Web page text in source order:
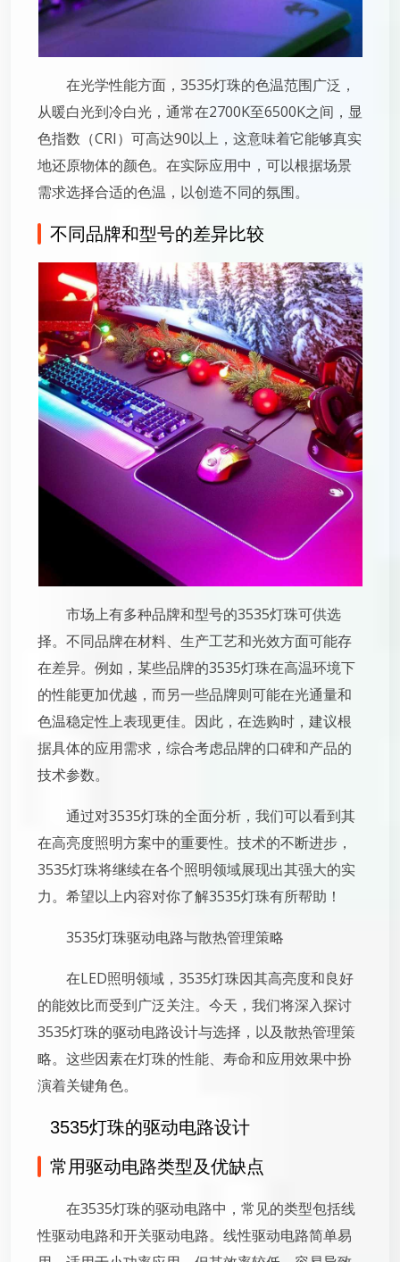
在光学性能方面，3535灯珠的色温范围广泛，
从暖白光到冷白光，通常在2700K至6500K之间，显
色指数（CRI）可高达90以上，这意味着它能够真实
地还原物体的颜色。在实际应用中，可以根据场景
需求选择合适的色温，以创造不同的氛围。
不同品牌和型号的差异比较
市场上有多种品牌和型号的3535灯珠可供选
择。不同品牌在材料、生产工艺和光效方面可能存
在差异。例如，某些品牌的3535灯珠在高温环境下
的性能更加优越，而另一些品牌则可能在光通量和
色温稳定性上表现更佳。因此，在选购时，建议根
据具体的应用需求，综合考虑品牌的口碑和产品的
技术参数。
通过对3535灯珠的全面分析，我们可以看到其
在高亮度照明方案中的重要性。技术的不断进步，
3535灯珠将继续在各个照明领域展现出其强大的实
力。希望以上内容对你了解3535灯珠有所帮助！
3535灯珠驱动电路与散热管理策略
在LED照明领域，3535灯珠因其高亮度和良好
的能效比而受到广泛关注。今天，我们将深入探讨
3535灯珠的驱动电路设计与选择，以及散热管理策
略。这些因素在灯珠的性能、寿命和应用效果中扮
演着关键角色。
3535灯珠的驱动电路设计
常用驱动电路类型及优缺点
在3535灯珠的驱动电路中，常见的类型包括线
性驱动电路和开关驱动电路。线性驱动电路简单易